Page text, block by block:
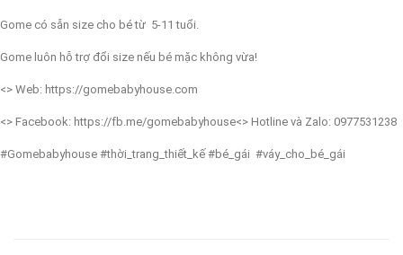
Gome có sẵn size cho bé từ 5-11 tuổi.
Gome luôn hỗ trợ đổi size nếu bé mặc không vừa!
<> Web: https://gomebabyhouse.com
<> Facebook: https://fb.me/gomebabyhouse<> Hotline và Zalo: 0977531238
#Gomebabyhouse #thời_trang_thiết_kế #bé_gái #váy_cho_bé_gái